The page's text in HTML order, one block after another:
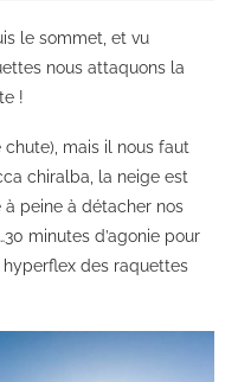
le sommet, et vu
nous attaquons la
!
chute), mais il nous faut
chiralba, la neige est
peine à détacher nos
minutes d’agonie pour
des raquettes